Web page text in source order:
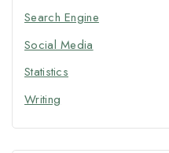
Search Engine
Social Media
Statistics
Writing